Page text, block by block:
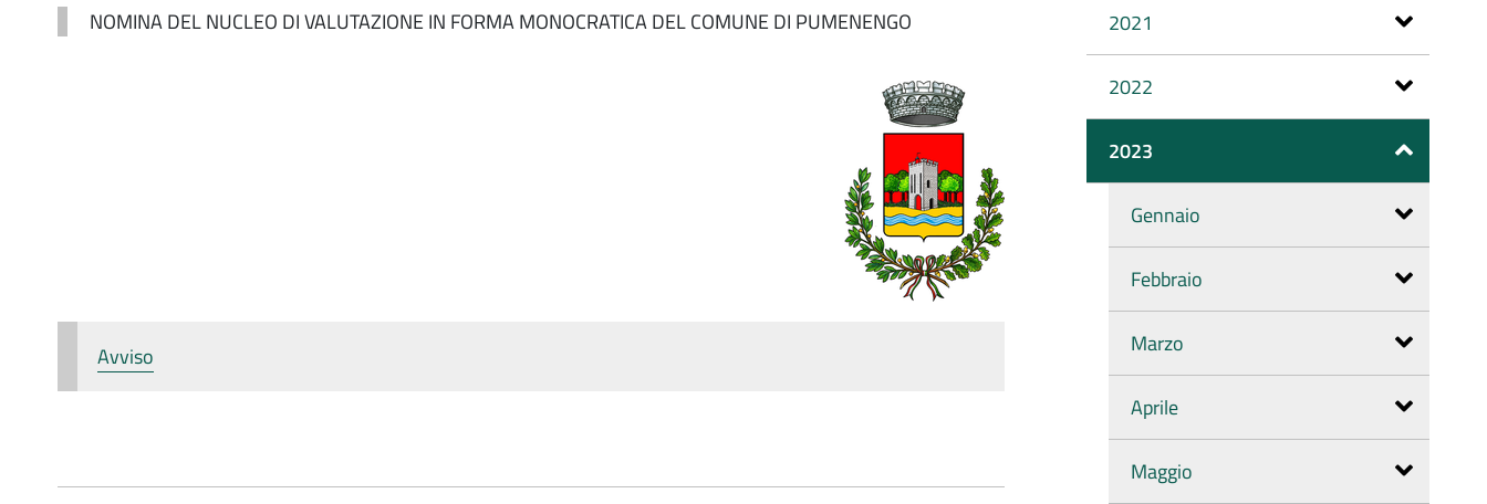
NOMINA DEL NUCLEO DI VALUTAZIONE IN FORMA MONOCRATICA DEL COMUNE DI PUMENENGO
Avviso
2021
2022
2023
Gennaio
Febbraio
Marzo
Aprile
Maggio